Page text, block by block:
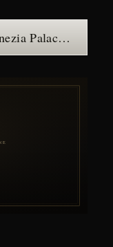
A 'Mbasciata Gallery - Venezia Palace — see the place →